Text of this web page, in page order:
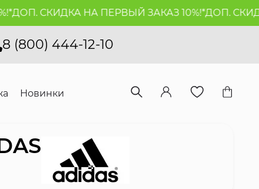
СКИДКА НА ПЕРВЫЙ ЗАКАЗ 10%!*ДОП. СКИДКА НА
8 (800) 444-12-10
Новинки